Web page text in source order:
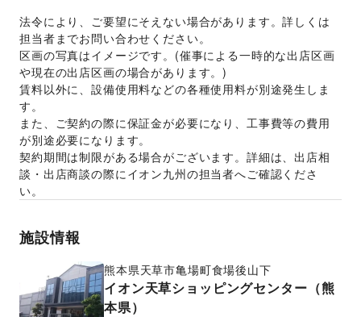
法令により、ご要望にそえない場合があります。詳しくは
担当者までお問い合わせください。
区画の写真はイメージです。(催事による一時的な出店区画
や現在の出店区画の場合があります。)
賃料以外に、設備使用料などの各種使用料が別途発生しま
す。
また、ご契約の際に保証金が必要になり、工事費等の費用
が別途必要になります。
契約期間は制限がある場合がございます。詳細は、出店相
談・出店商談の際にイオン九州の担当者へご確認くださ
い。
施設情報
熊本県天草市亀場町食場後山下
イオン天草ショッピングセンター（熊
本県）